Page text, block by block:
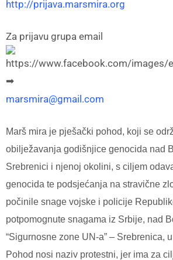
http://prijava.marsmira.org
Za prijavu grupa email
➡
marsmira@gmail.com
Marš mira je pješački pohod, koji se
obilježavanja godišnjice genocida nad
Srebrenici i njenoj okolini, s ciljem
genocida te podsjećanja na stravične
počinile snage vojske i policije
potpomognute snagama iz Srbije, nad
“Sigurnosne zone UN-a” – Srebrenica,
Pohod nosi naziv protestni, jer ima za